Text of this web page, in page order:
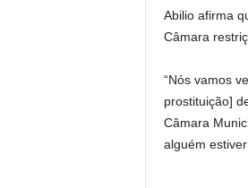
Abilio afirma
Câmara
“Nós vamos
prostituição]
Câmara
alguém